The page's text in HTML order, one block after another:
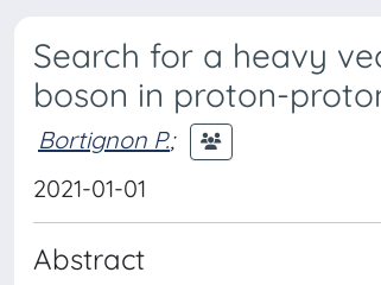
Search for a heavy
boson in proton-
Bortignon P.;
2021-01-01
Abstract